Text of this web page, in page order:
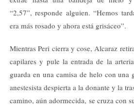
“2,57”, responde alguien. “Hemos
era más rosado y ahora está grisáceo”.
Mientras Peri cierra y cose, Alcaraz
capilares y pule la entrada de la
guarda en una camisa de helo con una
anestesista despierta a la donante y la
camino, aún adormecida, se cruza con